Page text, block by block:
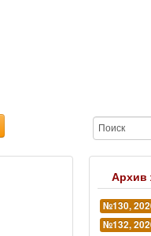
Архив
№130,
№132,